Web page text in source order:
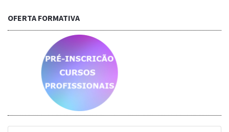
OFERTA FORMATIVA
Saber mais...